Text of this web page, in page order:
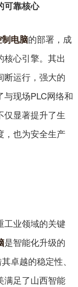
可靠核心
电脑的部署，成
核心引擎。其出
断运行，强大的
与现场PLC网络和
仅显著提升了生
，也为安全生产
业领域的关键
是智能化升级的
卓越的稳定性、
满足了山西智能